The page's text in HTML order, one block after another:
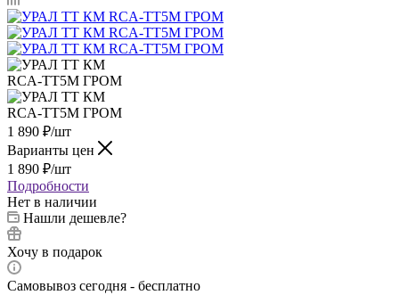
1 890 ₽/шт
Варианты цен
1 890 ₽/шт
Подробности
Нет в наличии
Нашли дешевле?
Хочу в подарок
Самовывоз сегодня - бесплатно